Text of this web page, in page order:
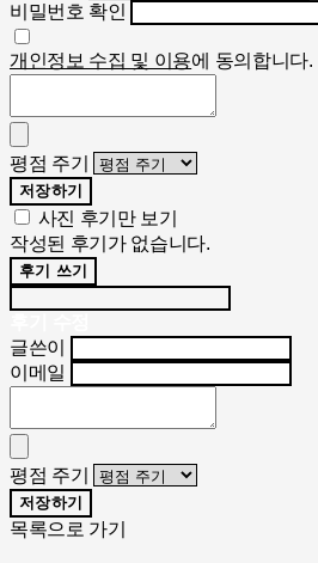
비밀번호 확인
개인정보 수집 및 이용에 동의합니다.
평점 주기
저장하기
사진 후기만 보기
작성된 후기가 없습니다.
후기 쓰기
글쓴이
이메일
평점 주기
저장하기
목록으로 가기